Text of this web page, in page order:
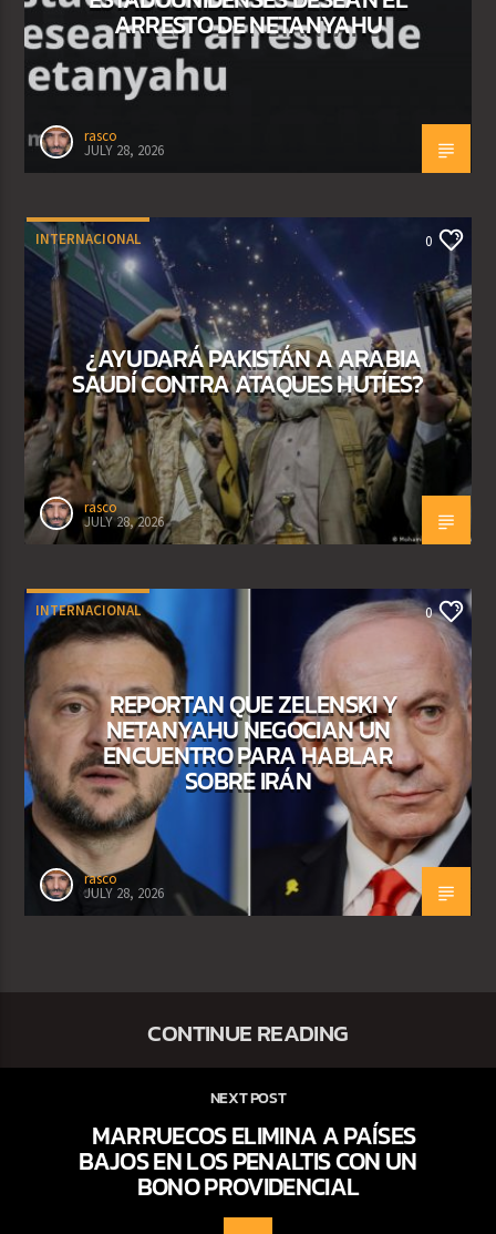
ARRESTO DE NETANYAHU
rasco
JULY 28, 2026
INTERNACIONAL 0
¿AYUDARÁ PAKISTÁN A ARABIA
SAUDÍ CONTRA ATAQUES HUTÍES?
rasco
JULY 28, 2026
INTERNACIONAL 0
REPORTAN QUE ZELENSKI Y
NETANYAHU NEGOCIAN UN
ENCUENTRO PARA HABLAR
SOBRE IRÁN
rasco
JULY 28, 2026
CONTINUE READING
NEXT POST
MARRUECOS ELIMINA A PAÍSES
BAJOS EN LOS PENALTIS CON UN
BONO PROVIDENCIAL